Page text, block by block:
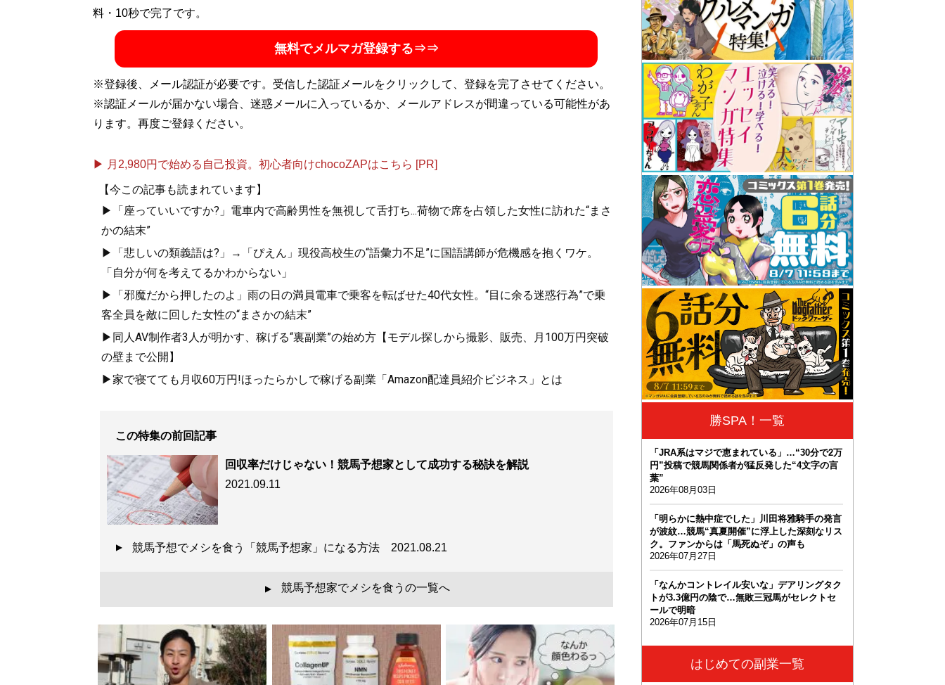
note：https://note.com/shitam
料・10秒で完了です。
無料でメルマガ登録する⇒⇒
※登録後、メール認証が必要です。受信した認証メールをクリックして、登録を完了させてください。
※認証メールが届かない場合、迷惑メールに入っているか、メールアドレスが間違っている可能性があ
ります。再度ご登録ください。
▶ 月2,980円で始める自己投資。初心者向けchocoZAPはこちら [PR]
【今この記事も読まれています】
▶「座っていいですか?」電車内で高齢男性を無視して舌打ち...荷物で席を占領した女性に訪れた“まさ
かの結末”
▶「悲しいの類義語は?」→「ぴえん」現役高校生の“語彙力不足”に国語講師が危機感を抱くワケ。
「自分が何を考えてるかわからない」
▶「邪魔だから押したのよ」雨の日の満員電車で乗客を転ばせた40代女性。“目に余る迷惑行為”で乗
客全員を敵に回した女性の“まさかの結末”
▶同人AV制作者3人が明かす、稼げる“裏副業”の始め方【モデル探しから撮影、販売、月100万円突破
の壁まで公開】
▶家で寝てても月収60万円!ほったらかしで稼げる副業「Amazon配達員紹介ビジネス」とは
この特集の前回記事
回収率だけじゃない！競馬予想家として成功する秘訣を解説
2021.09.11
競馬予想でメシを食う「競馬予想家」になる方法 2021.08.21
▲ 競馬予想家でメシを食うの一覧へ
勝SPA！一覧
「JRA系はマジで恵まれている」…“30分で2万
円”投稿で競馬関係者が猛反発した“4文字の言
葉”
2026年08月03日
「明らかに熱中症でした」川田将雅騎手の発言
が波紋…競馬“真夏開催”に浮上した深刻なリス
ク。ファンからは「馬死ぬぞ」の声も
2026年07月27日
「なんかコントレイル安いな」デアリングタク
トが3.3億円の陰で…無敗三冠馬がセレクトセ
ールで明暗
2026年07月15日
はじめての副業一覧